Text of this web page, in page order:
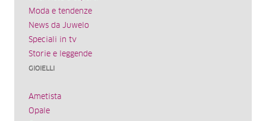
Moda e tendenze
News da Juwelo
Speciali in tv
Storie e leggende
GIOIELLI
Ametista
Opale